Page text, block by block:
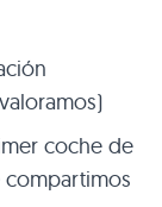
coche de